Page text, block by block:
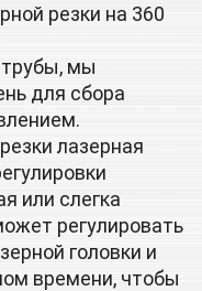
резки на 360
трубы, мы
для сбора
лазерная
или слегка
регулировать
головки и
времени, чтобы